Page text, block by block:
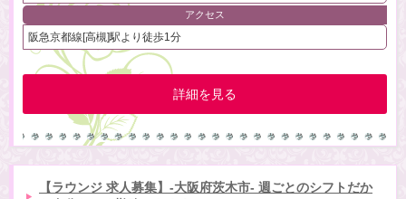
アクセス
阪急京都線[高槻]駅より徒歩1分
詳細を見る
【ラウンジ 求人募集】-大阪府茨木市- 週ごとのシフトだか